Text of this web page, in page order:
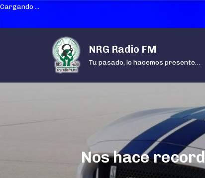
Cargando ...
NRG Radio FM
Tu pasado, lo hacemos presente…
Nos hace